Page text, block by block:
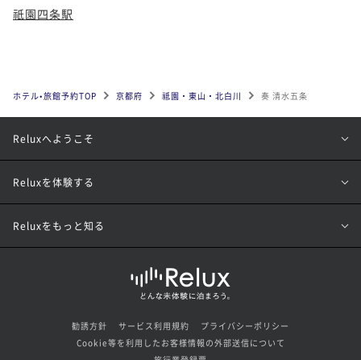
祇園四条駅
ホテル•旅館予約TOP 京都府 祗園・東山・北白川 奏 清水五条
Reluxへようこそ
Reluxを体験する
Reluxをもっと知る
勧誘方針 サービス利用規約
プライバシーポリシー
Cookie等を利用したお客様情報の外部送信について